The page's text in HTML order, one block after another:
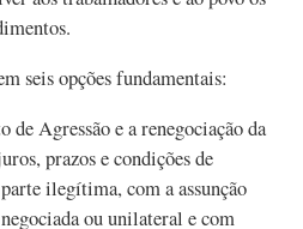
seis opções fundamentais:
Agressão e a renegociação da
prazos e condições de
ilegítima, com a assunção
ou unilateral e com